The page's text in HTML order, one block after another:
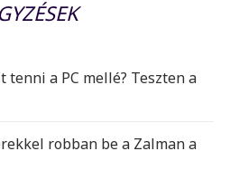
a PC mellé? Teszten a
robban be a Zalman a